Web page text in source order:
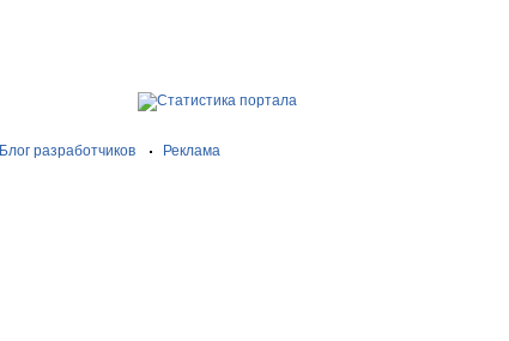
Блог разработчиков
Реклама